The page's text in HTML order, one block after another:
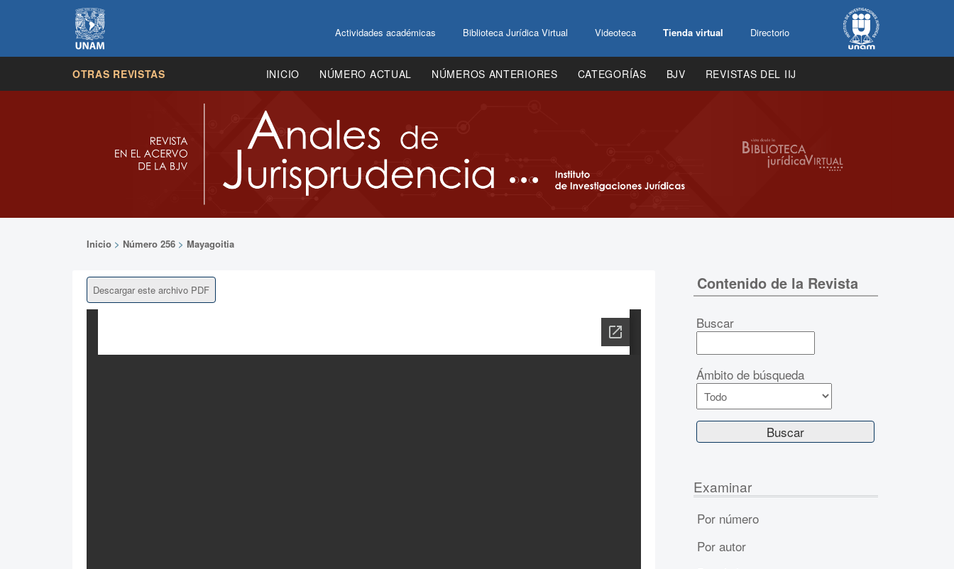
Actividades académicas Biblioteca Jurídica Virtual Videoteca Tienda virtual Directorio
OTRAS REVISTAS INICIO NÚMERO ACTUAL NÚMEROS ANTERIORES CATEGORÍAS BJV REVISTAS DEL IIJ
Inicio > Número 256 > Mayagoitia
Descargar este archivo PDF Contenido de la Revista
Buscar
Ámbito de búsqueda
Examinar
Por número
Por autor